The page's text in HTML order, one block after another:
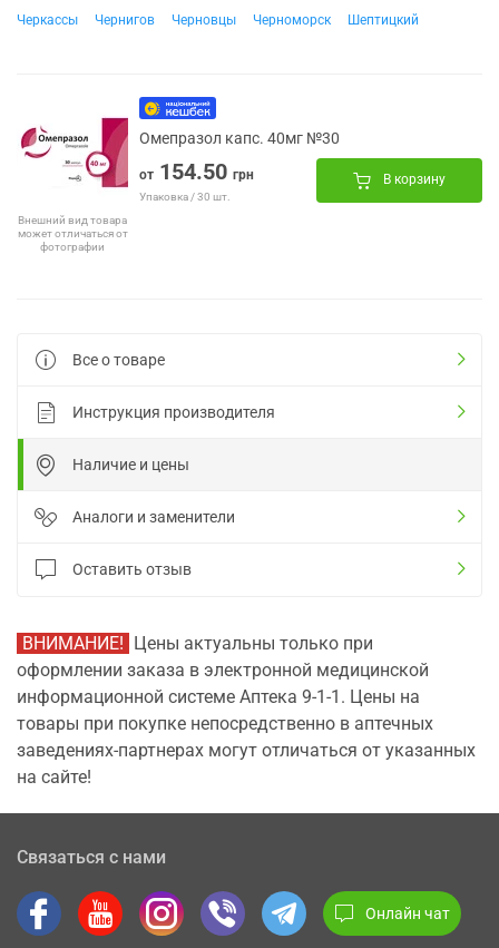
Черкассы
Чернигов Черновцы Черноморск Шептицкий
Внешний вид товара
может отличаться от
фотографии
Омепразол капс. 40мг №30
от 154.50 грн
Упаковка / 30 шт.
В корзину
Все о товаре
Инструкция производителя
Наличие и цены
Аналоги и заменители
Оставить отзыв
ВНИМАНИЕ! Цены актуальны только при
оформлении заказа в электронной медицинской
информационной системе Аптека 9-1-1. Цены на
товары при покупке непосредственно в аптечных
заведениях-партнерах могут отличаться от указанных
на сайте!
Связаться с нами
Онлайн чат